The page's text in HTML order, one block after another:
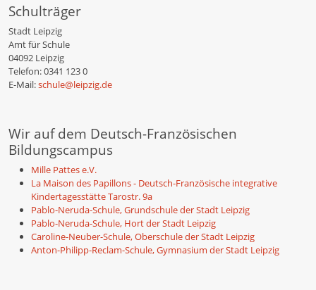
Schulträger
Stadt Leipzig
Amt für Schule
04092 Leipzig
Telefon: 0341 123 0
E-Mail:schule@leipzig.de
Wir auf dem Deutsch-Französischen
Bildungscampus
Mille Pattes e.V.
La Maison des Papillons - Deutsch-Französische integrative
Kindertagesstätte Tarostr. 9a
Pablo-Neruda-Schule, Grundschule der Stadt Leipzig
Pablo-Neruda-Schule, Hort der Stadt Leipzig
Caroline-Neuber-Schule, Oberschule der Stadt Leipzig
Anton-Philipp-Reclam-Schule, Gymnasium der Stadt Leipzig